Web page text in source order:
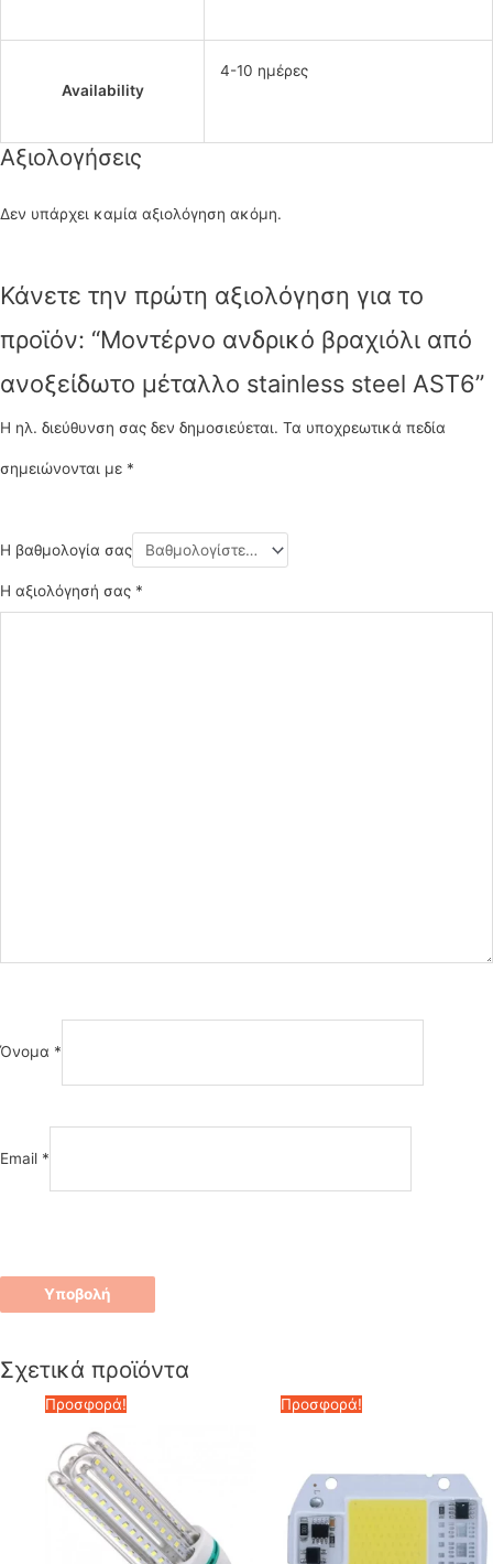
Availability
4-10 ημέρες
Αξιολογήσεις
Δεν υπάρχει καμία αξιολόγηση ακόμη.
Κάνετε την πρώτη αξιολόγηση για το
προϊόν: “Μοντέρνο ανδρικό βραχιόλι από
ανοξείδωτο μέταλλο stainless steel AST6”
Η ηλ. διεύθυνση σας δεν δημοσιεύεται. Τα υποχρεωτικά πεδία
σημειώνονται με *
Η βαθμολογία σας
Η αξιολόγησή σας *
Όνομα *
Email *
Σχετικά προϊόντα
Προσφορά! Προσφορά!